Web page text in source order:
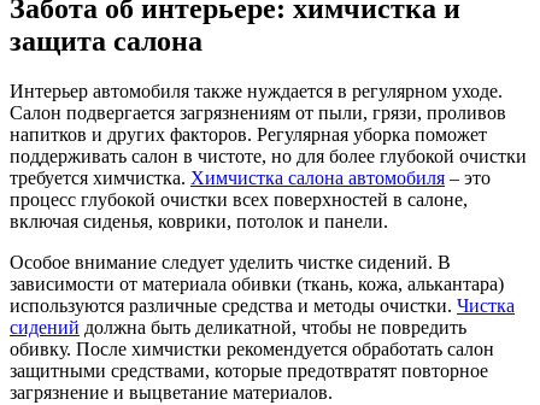
Забота об интерьере: химчистка и
защита салона
Интерьер автомобиля также нуждается в регулярном уходе.
Салон подвергается загрязнениям от пыли, грязи, проливов
напитков и других факторов. Регулярная уборка поможет
поддерживать салон в чистоте, но для более глубокой очистки
требуется химчистка. Химчистка салона автомобиля – это
процесс глубокой очистки всех поверхностей в салоне,
включая сиденья, коврики, потолок и панели.
Особое внимание следует уделить чистке сидений. В
зависимости от материала обивки (ткань, кожа, алькантара)
используются различные средства и методы очистки. Чистка
сидений должна быть деликатной, чтобы не повредить
обивку. После химчистки рекомендуется обработать салон
защитными средствами, которые предотвратят повторное
загрязнение и выцветание материалов.